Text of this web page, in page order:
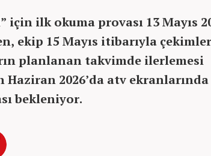
için ilk okuma provası 13 Mayıs
ekip 15 Mayıs itibarıyla
planlanan takvimde ilerlemesi
2026’da atv ekranlarında
bekleniyor.